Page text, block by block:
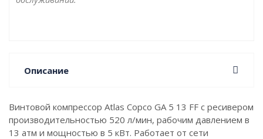
Описание
Винтовой компрессор Atlas Copco GA 5 13 FF с ресивером
производительностью 520 л/мин, рабочим давлением в
13 атм и мощностью в 5 кВт. Работает от сети